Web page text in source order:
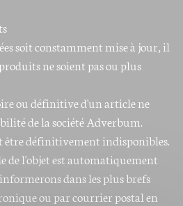
soit constamment mise à jour, il
ne soient pas ou plus
ou définitive d'un article ne
de la société Adverbum.
être définitivement indisponibles.
de l'objet est automatiquement
dans les plus brefs
ou par courrier postal en